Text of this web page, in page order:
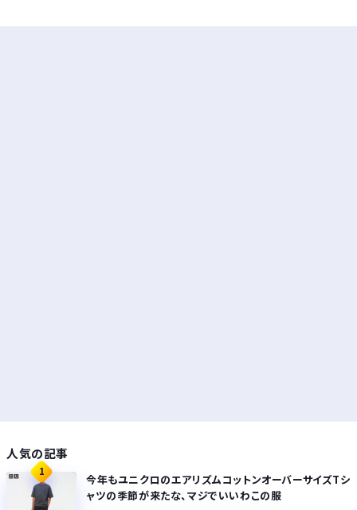
人気の記事
1
今年もユニクロのエアリズムコットンオーバーサイズTシ
ャツの季節が来たな、マジでいいわこの服